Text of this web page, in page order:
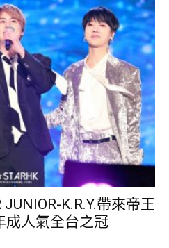
K.R.Y.帶來帝王
成人氣全台之冠